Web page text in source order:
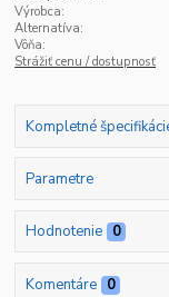
Výrobca:
Alternatíva:
Vôňa:
Strážiť cenu / dostupnosť
Kompletné
Parametre
Hodnotenie 0
Komentáre 0